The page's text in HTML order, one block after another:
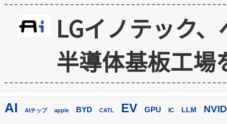
LGイノテック
半導体基板工場
AI AIチップ apple BYD CATL EV GPU IC LLM